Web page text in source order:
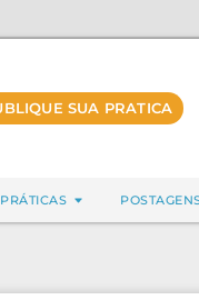
SUA PRATICA
PRÁTICAS